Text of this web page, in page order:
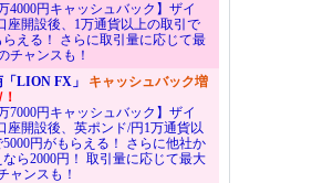
4000円キャッシュバック】ザイ
座開設後、1万通貨以上の取引で
らえる！ さらに取引量に応じて最
チャンスも！
「LION FX」 キャッシュバック増
7000円キャッシュバック】ザイ
座開設後、英ポンド/円1万通貨以
5000円がもらえる！ さらに他社か
なら2000円！ 取引量に応じて最大
ャンスも！